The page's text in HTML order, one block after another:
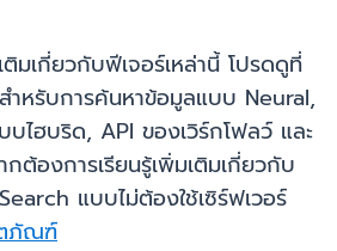
มเกี่ยวกับฟีเจอร์เหล่านี้ โปรดดูที่
สำหรับการค้นหาข้อมูลแบบ Neural,
ไฮบริด, API ของเวิร์กโฟลว์ และ
ต้องการเรียนรู้เพิ่มเติมเกี่ยวกับ
แบบไม่ต้องใช้เซิร์ฟเวอร์
ภัณฑ์